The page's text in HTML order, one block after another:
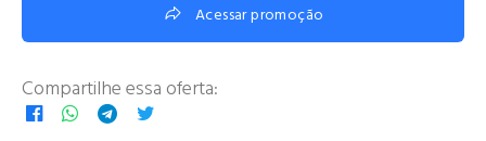
Acessar promoção
Compartilhe essa oferta: